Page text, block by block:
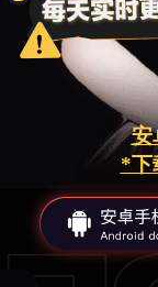
安
*下